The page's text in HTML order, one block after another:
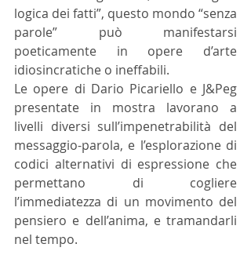
logica dei fatti”, questo mondo “senza
parole” può manifestarsi
poeticamente in opere d’arte
idiosincratiche o ineffabili.
Le opere di Dario Picariello e J&Peg
presentate in mostra lavorano a
livelli diversi sull’impenetrabilità del
messaggio-parola, e l’esplorazione di
codici alternativi di espressione che
permettano di cogliere
l’immediatezza di un movimento del
pensiero e dell’anima, e tramandarli
nel tempo.